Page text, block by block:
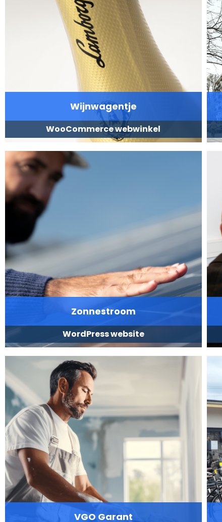
Wijnwagentje
WooCommerce webwinkel
Zonnestroom
WordPress website
VGO Garant